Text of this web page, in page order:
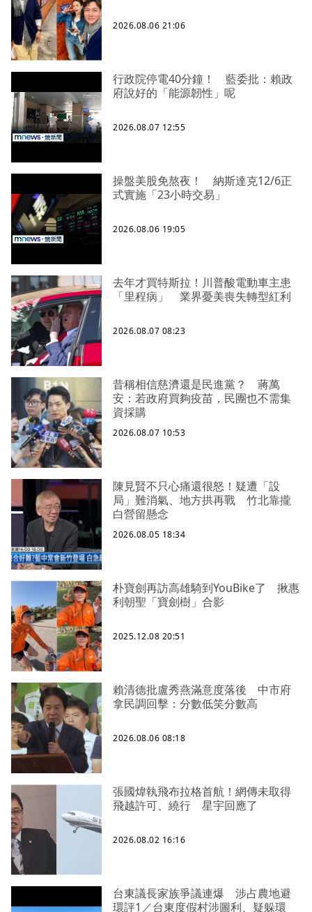
2026.08.06 21:06
行政院停電40分鐘！ 藍委批：賴政
府說好的「能源韌性」呢
2026.08.07 12:55
操盤美股免熬夜！ 納斯達克12/6正
式實施「23小時交易」
2026.08.06 19:05
去年才買特斯拉！川普酸電動車主患
「里程病」 業界憂美喪失轉型紅利
2026.08.07 08:23
昔稱相信慈濟還是民進黨？ 蔣萬
安：若政府買夠疫苗，民團也不需集
資採購
2026.08.07 10:53
陳見賢不只心痛還很怒！疑遭「設
局」難消氣、地方拱再戰 竹北靠攏
白營留懸念
2026.08.05 18:34
朴寶劍再訪高雄騎到YouBike了 揪惠
利朝聖「寶劍樹」合影
2025.12.08 20:51
賴清德批盧秀燕滿意度落後 中市府
拿民調回擊：分數低笑分數高
2026.08.06 08:18
張國煒執飛布拉格首航！網傳未取得
飛越許可、繞行 星宇回應了
2026.08.02 16:16
台東議長家族爭議連爆 涉占農地避
環評1／台東度假村涉圖利、疑躲環